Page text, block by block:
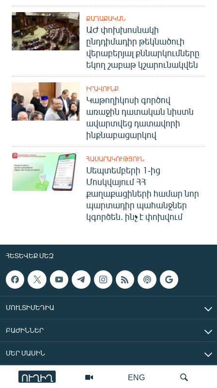
ENG
ՈՒՂԻՂ
ՔԱՂԱՔԱԿԱՆ
ԱԺ փոխխոսնակի
ընդդիմադիր թեկնածուի
վերաբերյալ քննարկումները
եկող շաբաթ կշարունակվեն
ԻՐԱՎՈՒՆՔ
Կաթողիկոսի գործով
առաջին դատական նիստն
ավարտվեց դատավորի
ինքնաբացարկով
ՀԱՍԱՐԱԿՈՒԹՅՈՒՆ
Սեպտեմբերի 1-ից
Մոսկվայում ՀՀ
քաղաքացիների համար նոր
պարտադիր պահանջներ
կգործեն. ինչ է փոխվում
ՀԵՏԵՎԵՔ ՄԵԶ
ՄՈՒԼՏԻՄԵԴԻԱ
ԲԱԺԻՆՆԵՐ
ՄԵՐ ՄԱՍԻՆ
«Ազատ Եվրոպա/Ազատություն» ռադիոկայան © 2026